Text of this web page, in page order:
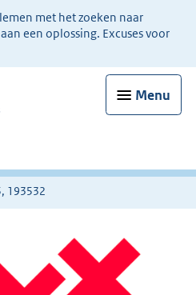
met het zoeken naar
een oplossing. Excuses voor
Menu
193532